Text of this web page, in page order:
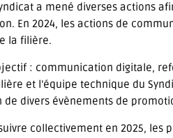
a mené diverses actions
En 2024, les actions de
la filière.
: communication digitale,
et l’équipe technique du
divers évènements de
collectivement en 2025,